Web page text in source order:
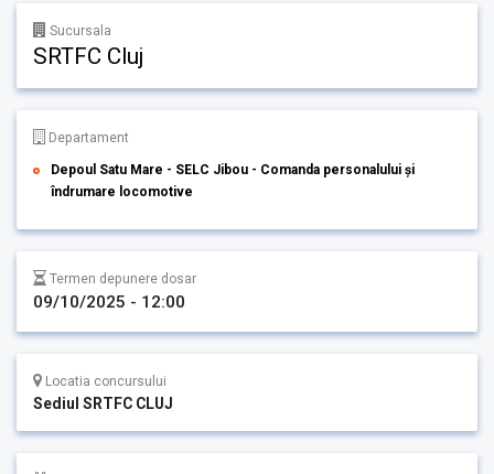
Sucursala
SRTFC Cluj
Departament
Depoul Satu Mare - SELC Jibou - Comanda personalului și
îndrumare locomotive
Termen depunere dosar
09/10/2025 - 12:00
Locatia concursului
Sediul SRTFC CLUJ